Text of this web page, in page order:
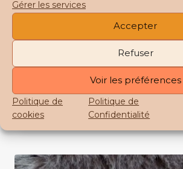
Gérer les services
Accepter
Refuser
Voir les préférences
Politique de
cookies
Politique de
Confidentialité
Boucles acétate demi-lune bleu
22,00€ – 24,00€Plage
de
prix :
22,00 €
Choix des options
Ce
produit
plusieurs